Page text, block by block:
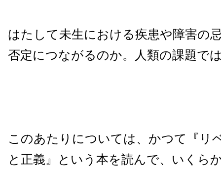
はたして未生における疾患や障害の
否定につながるのか。人類の課題で
このあたりについては、かつて『リ
と正義』という本を読んで、いくら